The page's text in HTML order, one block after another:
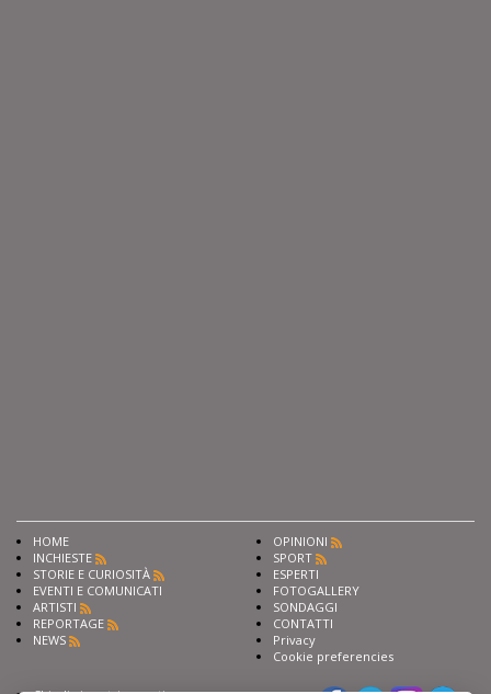
HOME
INCHIESTE
STORIE E CURIOSITÀ
EVENTI E COMUNICATI
ARTISTI
REPORTAGE
NEWS
OPINIONI
SPORT
ESPERTI
FOTOGALLERY
SONDAGGI
CONTATTI
Privacy
Cookie preferencies